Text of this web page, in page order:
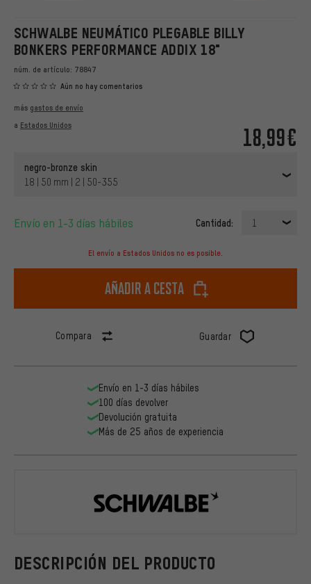
SCHWALBE NEUMÁTICO PLEGABLE BILLY
BONKERS PERFORMANCE ADDIX 18"
núm. de artículo: 78847
Aún no hay comentarios
18,99€
más gastos de envío
a Estados Unidos
negro-bronze skin
18 | 50 mm | 2 | 50-355
Envío en 1-3 días hábiles Cantidad: 1
El envío a Estados Unidos no es posible.
Añadir a cesta
Compara Guardar
DESCRIPCIÓN DEL PRODUCTO
Envío en 1-3 días hábiles
100 días devolver
Devolución gratuita
Más de 25 años de experiencia